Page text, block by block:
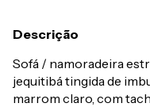
Descrição
Sofá / namoradeira
jequitibá tingida de
marrom claro, com